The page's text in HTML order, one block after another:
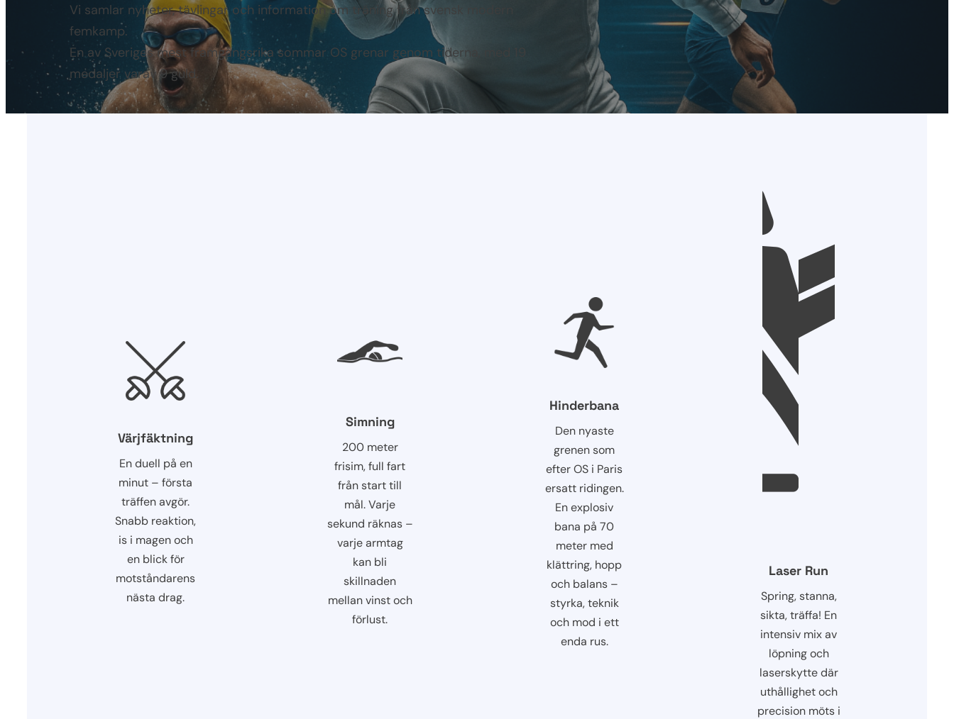
Vi samlar nyheter, tävlingar och information om träning från svensk modern
femkamp.
En av Sveriges mest framgångsrika sommar OS grenar genom tiderna, med 19
medaljer varav 9 guld.
Värjfäktning
En duell på en
minut – första
träffen avgör.
Snabb reaktion,
is i magen och
en blick för
motståndarens
nästa drag.
Simning
200 meter
frisim, full fart
från start till
mål. Varje
sekund räknas –
varje armtag
kan bli
skillnaden
mellan vinst och
förlust.
Hinderbana
Den nyaste
grenen som
efter OS i Paris
ersatt ridingen.
En explosiv
bana på 70
meter med
klättring, hopp
och balans –
styrka, teknik
och mod i ett
enda rus.
Laser Run
Spring, stanna,
sikta, träffa! En
intensiv mix av
löpning och
laserskytte där
uthållighet och
precision möts i